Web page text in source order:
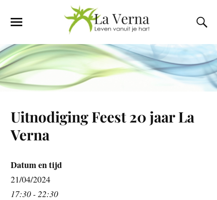
Uitnodiging Feest 20 jaar La
Verna
Datum en tijd
21/04/2024
17:30 - 22:30